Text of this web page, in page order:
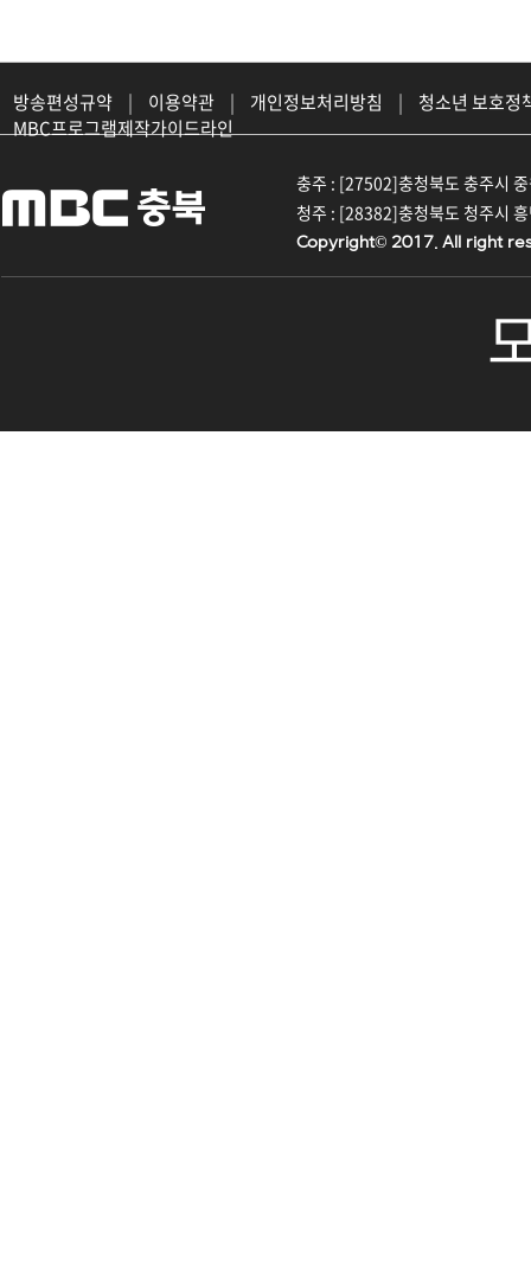
방송편성규약 | 이용약관 | 개인정보처리방침 |
청소년 보호정
MBC프로그램제작가이드라인
충주 : [27502]충청북도 충주시
청주 : [28382]충청북도 청주시
Copyright© 2017. All right